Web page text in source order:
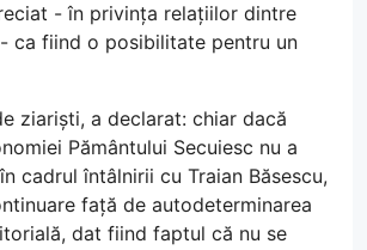
- în privința relațiilor dintre
ca fiind o posibilitate pentru un
ziariști, a declarat: chiar dacă
Pământului Secuiesc nu a
cadrul întâlnirii cu Traian Băsescu,
față de autodeterminarea
dat fiind faptul că nu se